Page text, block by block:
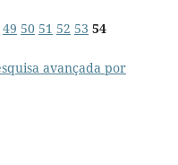
49 50 51 52 53 54
avançada por